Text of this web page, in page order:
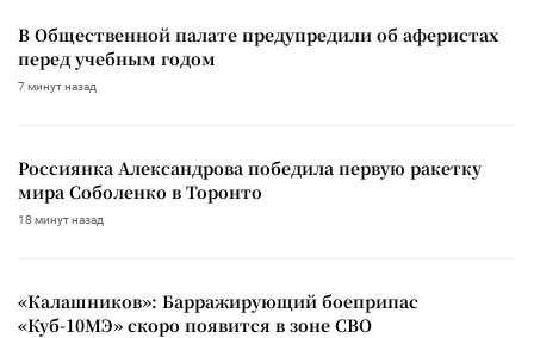
В Общественной палате предупредили об аферистах
перед учебным годом
7 минут назад
Россиянка Александрова победила первую ракетку
мира Соболенко в Торонто
18 минут назад
«Калашников»: Барражирующий боеприпас
«Куб-10МЭ» скоро появится в зоне СВО